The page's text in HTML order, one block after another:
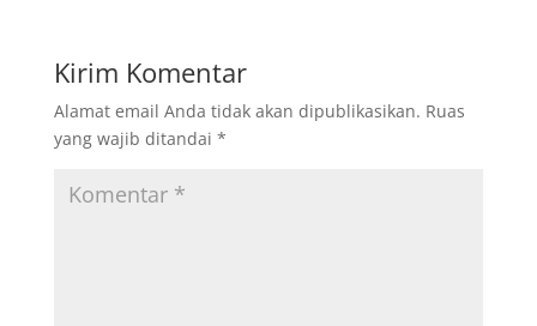
Kirim Komentar
Alamat email Anda tidak akan dipublikasikan. Ruas
yang wajib ditandai *